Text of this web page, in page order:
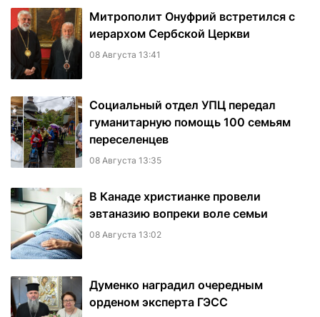
Митрополит Онуфрий встретился с
иерархом Сербской Церкви
08 Августа 13:41
Социальный отдел УПЦ передал
гуманитарную помощь 100 семьям
переселенцев
08 Августа 13:35
В Канаде христианке провели
эвтаназию вопреки воле семьи
08 Августа 13:02
Думенко наградил очередным
орденом эксперта ГЭСС